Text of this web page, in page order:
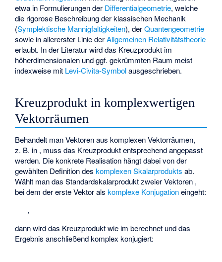
etwa in Formulierungen der Differentialgeometrie, welche
die rigorose Beschreibung der klassischen Mechanik
(Symplektische Mannigfaltigkeiten), derQuantengeometrie
sowie in allererster Linie derAllgemeinen Relativitätstheorie
erlaubt. In der Literatur wird das Kreuzprodukt im
höherdimensionalen und ggf. gekrümmten Raum meist
indexweise mit Levi-Civita-Symbolausgeschrieben.
Kreuzprodukt in komplexwertigen
Vektorräumen
Behandelt man Vektoren aus komplexen Vektorräumen,
z. B. in , muss das Kreuzprodukt entsprechend angepasst
werden. Die konkrete Realisation hängt dabei von der
gewählten Definition deskomplexen Skalarprodukts ab.
Wählt man das Standardskalarprodukt zweier Vektoren ,
bei dem der erste Vektor alskomplexe Konjugationeingeht:
,
dann wird das Kreuzprodukt wie imberechnet und das
Ergebnis anschließend komplex konjugiert: